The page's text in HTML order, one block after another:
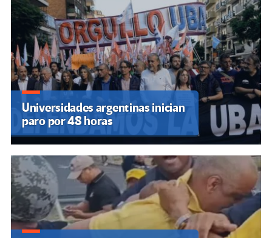
Universidades argentinas inician
paro por 48 horas